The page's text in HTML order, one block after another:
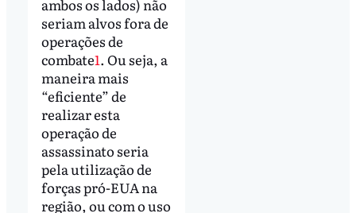
ambos os lados) não
seriam alvos fora de
operações de
combate1. Ou seja, a
maneira mais
“eficiente” de
realizar esta
operação de
assassinato seria
pela utilização de
forças pró-EUA na
região, ou com o uso